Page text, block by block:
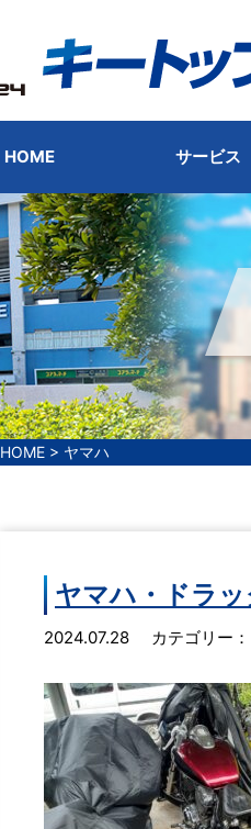
HOME サービス
HOME > ヤマハ
ヤマハ・ドラ
2024.07.28 カテゴリー：